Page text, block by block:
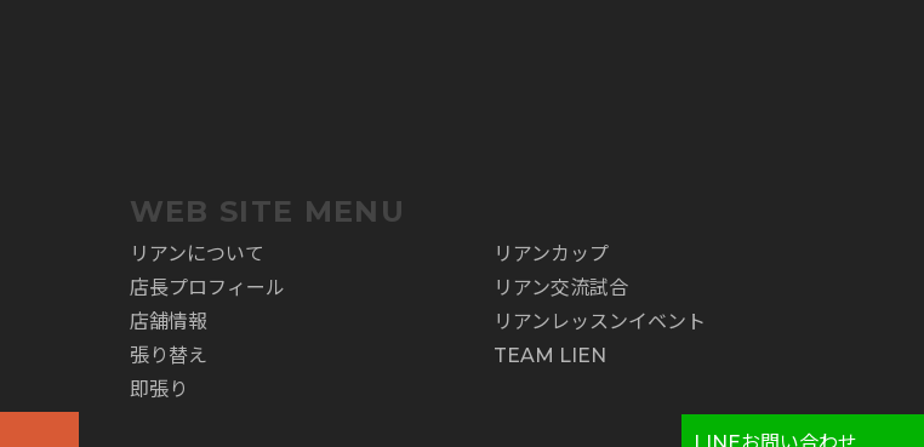
WEB SITE MENU
リアンについて
店長プロフィール
店舗情報
張り替え
即張り
リアンカップ
リアン交流試合
リアンレッスンイベント
TEAM LIEN